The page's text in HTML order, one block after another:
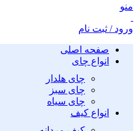
منو
ورود / ثبت نام
صفحه اصلی
انواع چای
چای هلدار
چای سبز
چای سیاه
انواع کیف